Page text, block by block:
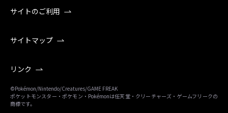
サイトのご利用
サイトマップ
リンク
©Pokémon/Nintendo/Creatures/GAME FREAK
ポケットモンスター・ポケモン・Pokémonは任天堂・クリーチャーズ・ゲームフリークの
商標です。